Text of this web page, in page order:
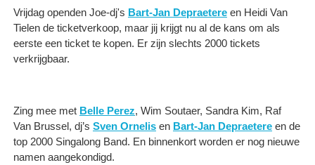
Vrijdag openden Joe-dj's Bart-Jan Depraetere en Heidi Van
Tielen de ticketverkoop, maar jij krijgt nu al de kans om als
eerste een ticket te kopen. Er zijn slechts 2000 tickets
verkrijgbaar.
Zing mee met Belle Perez, Wim Soutaer, Sandra Kim, Raf
Van Brussel, dj’s Sven Ornelis en Bart-Jan Depraetere en de
top 2000 Singalong Band. En binnenkort worden er nog nieuwe
namen aangekondigd.